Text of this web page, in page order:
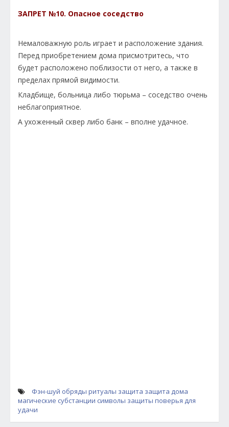
ЗАПРЕТ №10. Опасное соседство
Немаловажную роль играет и расположение здания.
Перед приобретением дома присмотритесь, что
будет расположено поблизости от него, а также в
пределах прямой видимости.
Кладбище, больница либо тюрьма – соседство очень
неблагоприятное.
А ухоженный сквер либо банк – вполне удачное.
Фэн-шуй обряды ритуалы защита защита дома
магические субстанции символы защиты поверья для
удачи